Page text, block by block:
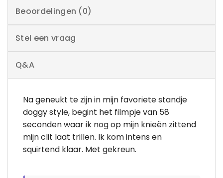
Beoordelingen (0)
Stel een vraag
Q&A
Na geneukt te zijn in mijn favoriete standje
doggy style, begint het filmpje van 58
seconden waar ik nog op mijn knieën zittend
mijn clit laat trillen. Ik kom intens en
squirtend klaar. Met gekreun.